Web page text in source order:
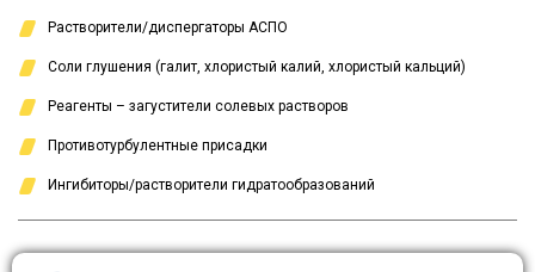
Растворители/диспергаторы АСПО
Соли глушения (галит, хлористый калий, хлористый кальций)
Реагенты – загустители солевых растворов
Противотурбулентные присадки
Ингибиторы/растворители гидратообразований